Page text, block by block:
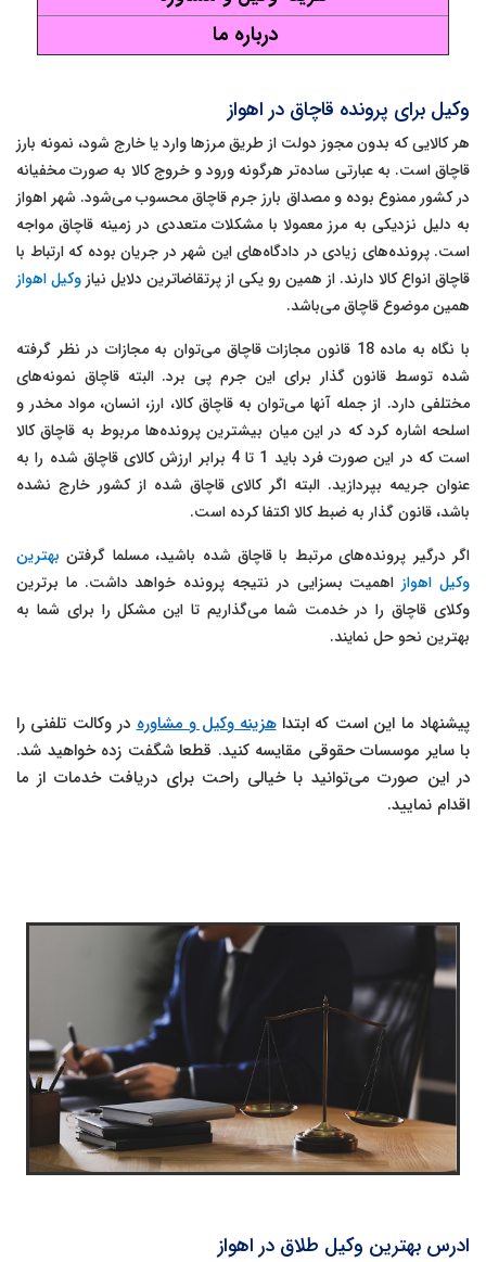
درباره ما
وکیل برای پرونده قاچاق در اهواز
هر کالایی که بدون مجوز دولت از طریق مرزها وارد یا خارج شود، نمونه بارز
قاچاق است. به عبارتی ساده‌تر هرگونه ورود و خروج کالا به صورت مخفیانه
در کشور ممنوع بوده و مصداق بارز جرم قاچاق محسوب می‌شود. شهر اهواز
به دلیل نزدیکی به مرز معمولا با مشکلات متعددی در زمینه قاچاق مواجه
است. پرونده‌های زیادی در دادگاه‌های این شهر در جریان بوده که ارتباط با
قاچاق انواع کالا دارند. از همین رو یکی از پرتقاضاترین دلایل نیاز وکیل اهواز
همین موضوع قاچاق می‌باشد.
با نگاه به ماده 18 قانون مجازات قاچاق می‌توان به مجازات در نظر گرفته
شده توسط قانون گذار برای این جرم پی برد. البته قاچاق نمونه‌های
مختلفی دارد. از جمله آنها می‌توان به قاچاق کالا، ارز، انسان، مواد مخدر و
اسلحه اشاره کرد که در این میان بیشترین پرونده‌ها مربوط به قاچاق کالا
است که در این صورت فرد باید 1 تا 4 برابر ارزش کالای قاچاق شده را به
عنوان جریمه بپردازید. البته اگر کالای قاچاق شده از کشور خارج نشده
باشد، قانون گذار به ضبط کالا اکتفا کرده است.
اگر درگیر پرونده‌های مرتبط با قاچاق شده باشید، مسلما گرفتن بهترین
وکیل اهواز اهمیت بسزایی در نتیجه پرونده خواهد داشت. ما برترین
وکلای قاچاق را در خدمت شما می‌گذاریم تا این مشکل را برای شما به
بهترین نحو حل نمایند.
پیشنهاد ما این است که ابتداهزینه وکیل و مشاورهدر وکالت تلفنی را
با سایر موسسات حقوقی مقایسه کنید. قطعا شگفت زده خواهید شد.
در این صورت می‌توانید با خیالی راحت برای دریافت خدمات از ما
اقدام نمایید.
ادرس بهترین وکیل طلاق در اهواز